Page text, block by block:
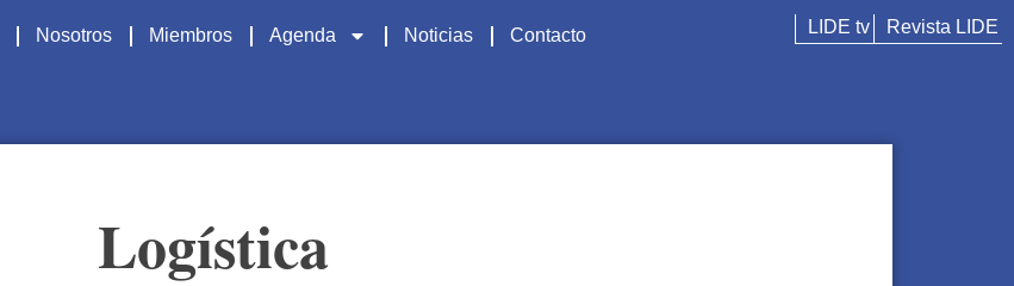
Nosotros Miembros Agenda Noticias Contacto LIDE tv Revista LIDE
Logística